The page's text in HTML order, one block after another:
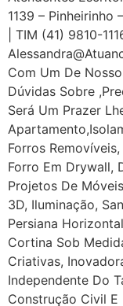
1139 – Pinheirinho
| TIM (41) 9810-
Com Um De
Dúvidas Sobre
Será Um Prazer
Forros
Forro Em Drywall,
Projetos De
3D, Iluminação,
Persiana
Cortina Sob
Criativas,
Independente Do
Construção Civil